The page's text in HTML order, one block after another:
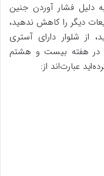
به دلیل فشار آوردن جنین
دیگر را کاهش ندهید،
از شلوار دارای آستری
در هفته بیست و هشتم
عبارت‌اند از: